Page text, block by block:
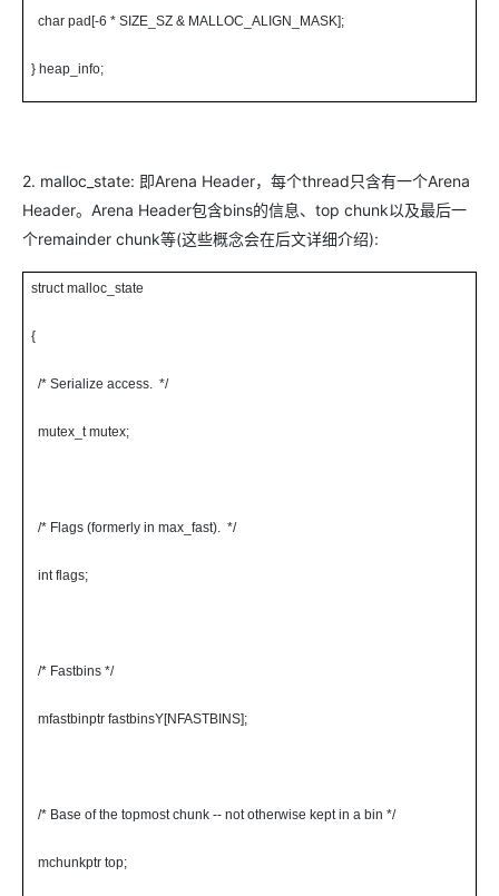
char pad[-6 * SIZE_SZ & MALLOC_ALIGN_MASK];
} heap_info;
2. malloc_state: 即Arena Header，每个thread只含有一个Arena
Header。Arena Header包含bins的信息、top chunk以及最后一
个remainder chunk等(这些概念会在后文详细介绍):
struct malloc_state
{
/* Serialize access. */
mutex_t mutex;
/* Flags (formerly in max_fast). */
int flags;
/* Fastbins */
mfastbinptr fastbinsY[NFASTBINS];
/* Base of the topmost chunk -- not otherwise kept in a bin */
mchunkptr top;